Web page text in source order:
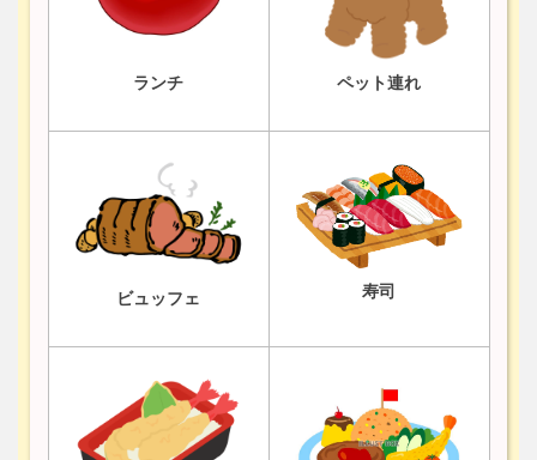
ランチ ペット連れ
ビュッフェ 寿司